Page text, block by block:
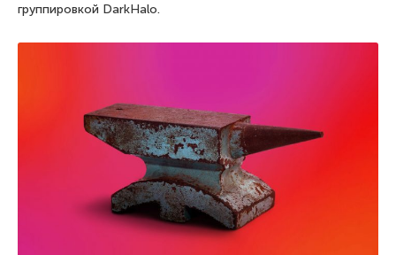
группировкой DarkHalo.